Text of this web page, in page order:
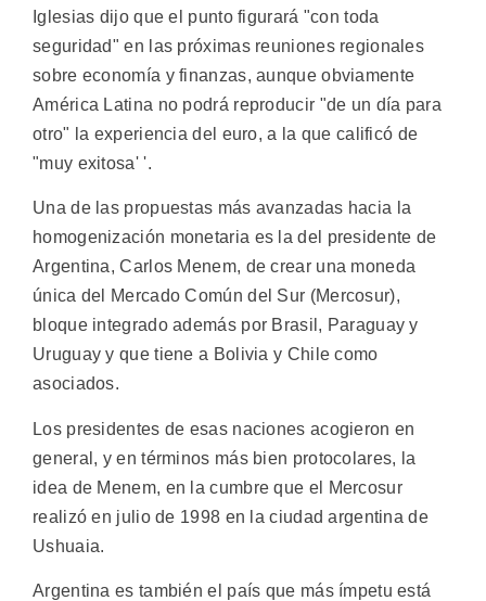
Iglesias dijo que el punto figurará "con toda
seguridad" en las próximas reuniones regionales
sobre economía y finanzas, aunque obviamente
América Latina no podrá reproducir "de un día para
otro" la experiencia del euro, a la que calificó de
"muy exitosa' '.
Una de las propuestas más avanzadas hacia la
homogenización monetaria es la del presidente de
Argentina, Carlos Menem, de crear una moneda
única del Mercado Común del Sur (Mercosur),
bloque integrado además por Brasil, Paraguay y
Uruguay y que tiene a Bolivia y Chile como
asociados.
Los presidentes de esas naciones acogieron en
general, y en términos más bien protocolares, la
idea de Menem, en la cumbre que el Mercosur
realizó en julio de 1998 en la ciudad argentina de
Ushuaia.
Argentina es también el país que más ímpetu está